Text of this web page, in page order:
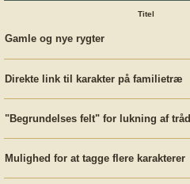
Titel
Gamle og nye rygter
Direkte link til karakter på familietræ
"Begrundelses felt" for lukning af tråd
Mulighed for at tagge flere karakterer